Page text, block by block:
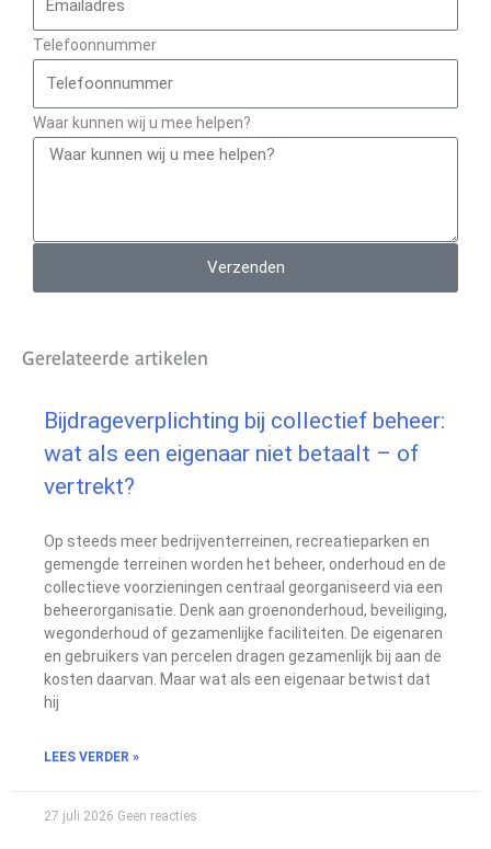
Telefoonnummer
Waar kunnen wij u mee helpen?
Verzenden
Gerelateerde artikelen
Bijdrageverplichting bij collectief beheer:
wat als een eigenaar niet betaalt – of
vertrekt?
Op steeds meer bedrijventerreinen, recreatieparken en
gemengde terreinen worden het beheer, onderhoud en de
collectieve voorzieningen centraal georganiseerd via een
beheerorganisatie. Denk aan groenonderhoud, beveiliging,
wegonderhoud of gezamenlijke faciliteiten. De eigenaren
en gebruikers van percelen dragen gezamenlijk bij aan de
kosten daarvan. Maar wat als een eigenaar betwist dat
hij
LEES VERDER »
27 juli 2026 Geen reacties